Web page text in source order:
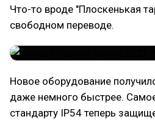
Что-то вроде "Плоскенькая
свободном переводе.
Новое оборудование
даже немного быстрее.
стандарту IP54 теперь